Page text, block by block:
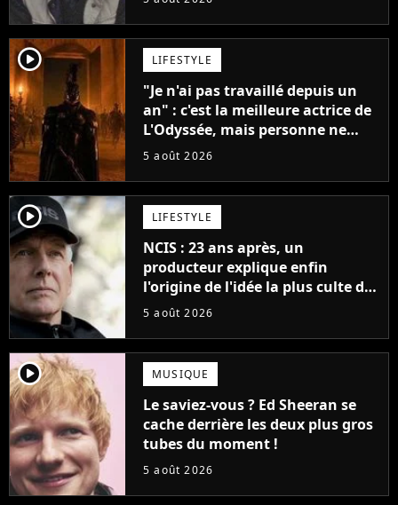
player2 LIFESTYLE
"Je n'ai pas travaillé depuis un
an" : c'est la meilleure actrice de
L'Odyssée, mais personne ne
veut lui donner de rôle au
5 août 2026
player2 LIFESTYLE
NCIS : 23 ans après, un
producteur explique enfin
l'origine de l'idée la plus culte de
la série (et on ne parle pas du
5 août 2026
player2 MUSIQUE
Le saviez-vous ? Ed Sheeran se
cache derrière les deux plus gros
tubes du moment !
5 août 2026